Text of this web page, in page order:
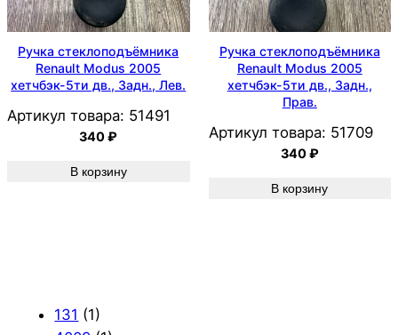
Ручка стеклоподъёмника
Renault Modus 2005
хетчбэк-5ти дв., Задн., Лев.
Артикул товара: 51491
340₽
В корзину
Ручка стеклоподъёмника
Renault Modus 2005
хетчбэк-5ти дв., Задн.,
Прав.
Артикул товара: 51709
340₽
В корзину
131 (1)